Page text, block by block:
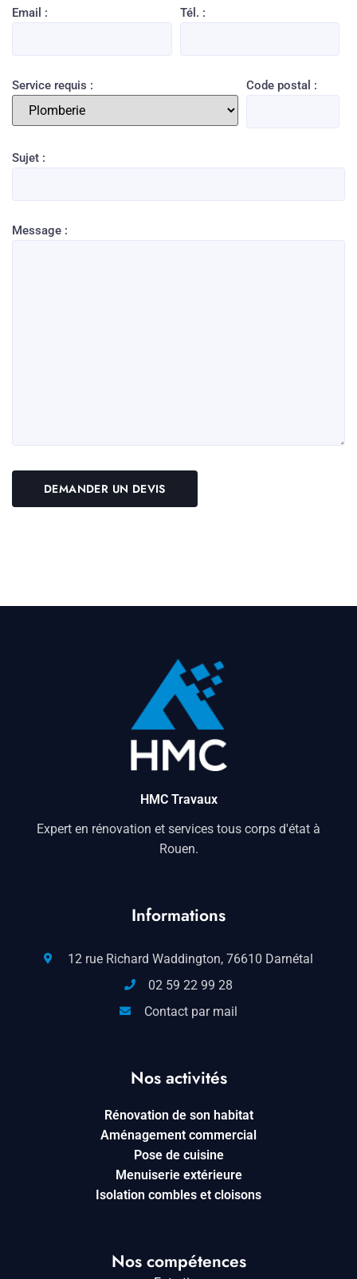
Email : Tél. :
Service requis : Code postal :
Sujet :
Message :
HMC Travaux
Expert en rénovation et services tous corps d'état à
Rouen.
Informations
12 rue Richard Waddington, 76610 Darnétal
02 59 22 99 28
Contact par mail
Nos activités
Rénovation de son habitat
Aménagement commercial
Pose de cuisine
Menuiserie extérieure
Isolation combles et cloisons
Nos compétences